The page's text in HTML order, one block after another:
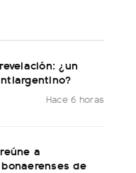
¿un
Hace 6 horas
a
de